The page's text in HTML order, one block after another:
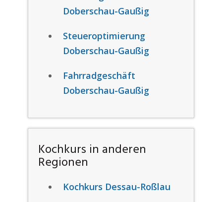
Doberschau-Gaußig
Steueroptimierung
Doberschau-Gaußig
Fahrradgeschäft
Doberschau-Gaußig
Kochkurs in anderen
Regionen
Kochkurs Dessau-Roßlau